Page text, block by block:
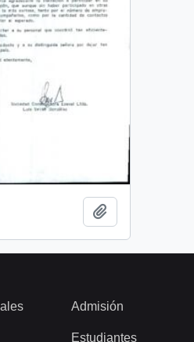
Admisión
Estudiantes